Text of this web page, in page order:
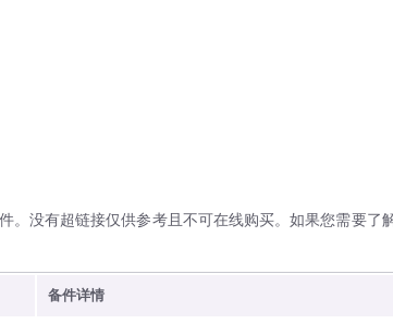
。没有超链接仅供参考且不可在线购买。如果您需要了
备件详情